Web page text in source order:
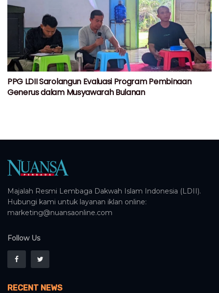
PPG LDII Sarolangun Evaluasi Program Pembinaan
Generus dalam Musyawarah Bulanan
Majalah Resmi Lembaga Dakwah Islam Indonesia (LDII).
Hubungi kami untuk layanan iklan online:
marketing@nuansaonline.com
Follow Us
RECENT NEWS